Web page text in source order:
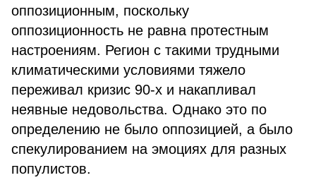
оппозиционным, поскольку
оппозиционность не равна протестным
настроениям. Регион с такими трудными
климатическими условиями тяжело
переживал кризис 90-х и накапливал
неявные недовольства. Однако это по
определению не было оппозицией, а было
спекулированием на эмоциях для разных
популистов.